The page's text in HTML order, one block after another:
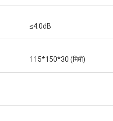
≤4.0dB
115*150*30 (मिमी)